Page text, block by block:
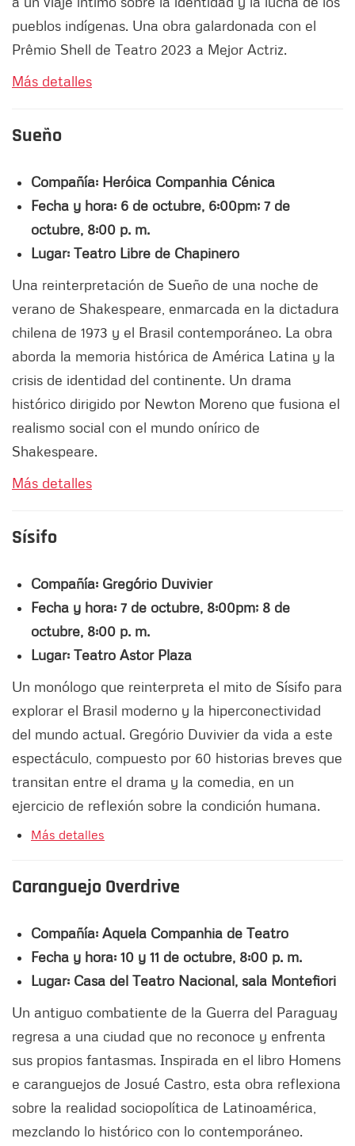
pueblos indígenas. Una obra galardonada con el
Prêmio Shell de Teatro 2023 a Mejor Actriz.
Más detalles
Sueño
Compañía: Heróica Companhia Cénica
Fecha y hora: 6 de octubre, 6:00pm; 7 de
octubre, 8:00 p. m.
Lugar: Teatro Libre de Chapinero
Una reinterpretación de Sueño de una noche de
verano de Shakespeare, enmarcada en la dictadura
chilena de 1973 y el Brasil contemporáneo. La obra
aborda la memoria histórica de América Latina y la
crisis de identidad del continente. Un drama
histórico dirigido por Newton Moreno que fusiona el
realismo social con el mundo onírico de
Shakespeare.
Más detalles
Sísifo
Compañía: Gregório Duvivier
Fecha y hora: 7 de octubre, 8:00pm; 8 de
octubre, 8:00 p. m.
Lugar: Teatro Astor Plaza
Un monólogo que reinterpreta el mito de Sísifo para
explorar el Brasil moderno y la hiperconectividad
del mundo actual. Gregório Duvivier da vida a este
espectáculo, compuesto por 60 historias breves que
transitan entre el drama y la comedia, en un
ejercicio de reflexión sobre la condición humana.
Más detalles
Caranguejo Overdrive
Compañía: Aquela Companhia de Teatro
Fecha y hora: 10 y 11 de octubre, 8:00 p. m.
Lugar: Casa del Teatro Nacional, sala Montefiori
Un antiguo combatiente de la Guerra del Paraguay
regresa a una ciudad que no reconoce y enfrenta
sus propios fantasmas. Inspirada en el libro Homens
e caranguejos de Josué Castro, esta obra reflexiona
sobre la realidad sociopolítica de Latinoamérica,
mezclando lo histórico con lo contemporáneo.